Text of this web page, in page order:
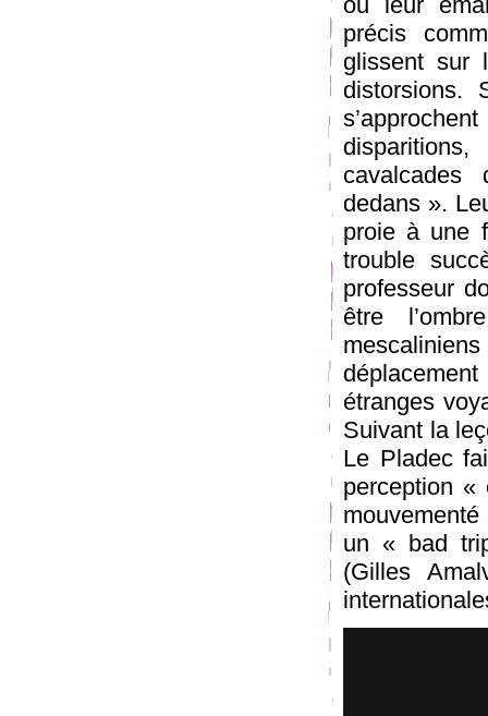
précis
glissent sur
distorsions.
dedans ».
proie à une
trouble
professeur
être
étranges
Suivant la
Le Pladec
perception «
un « bad
(Gilles